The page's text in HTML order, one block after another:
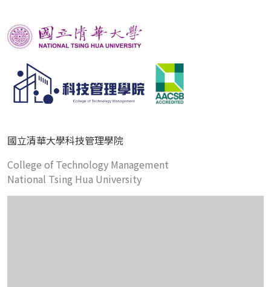
國立清華大學科技管理學院
College of Technology Management
National Tsing Hua University